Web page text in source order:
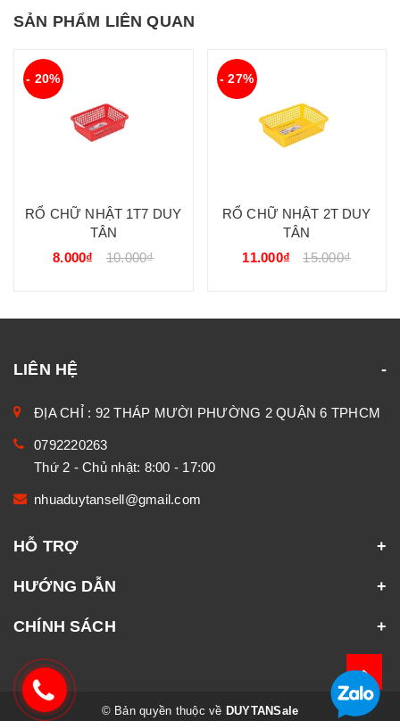
SẢN PHẨM LIÊN QUAN
- 20%
RỔ CHỮ NHẬT 1T7 DUY
TÂN
8.000₫
10.000₫
- 27%
RỔ CHỮ NHẬT 2T DUY
TÂN
11.000₫
15.000₫
LIÊN HỆ
ĐỊA CHỈ : 92 THÁP MƯỜI PHƯỜNG 2 QUẬN 6 TPHCM
0792220263
Thứ 2 - Chủ nhật: 8:00 - 17:00
nhuaduytansell@gmail.com
HỖ TRỢ
HƯỚNG DẪN
CHÍNH SÁCH
© Bản quyền thuộc về DUYTANSale